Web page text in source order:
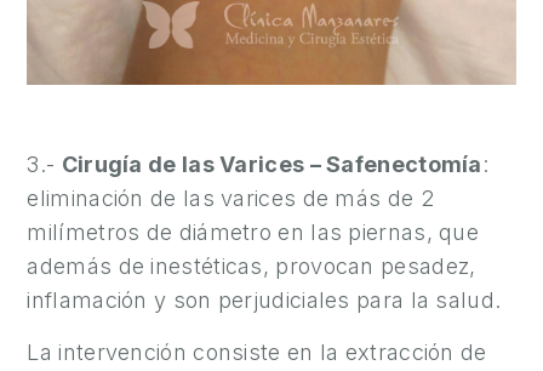
3.- Cirugía de las Varices – Safenectomía:
eliminación de las varices de más de 2
milímetros de diámetro en las piernas, que
además de inestéticas, provocan pesadez,
inflamación y son perjudiciales para la salud.
La intervención consiste en la extracción de